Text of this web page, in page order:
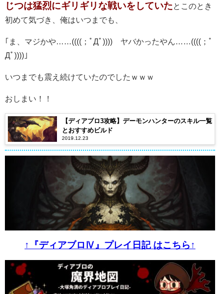
じつは猛烈にギリギリな戦いをしていた とこのとき
初めて気づき、俺はいつまでも、
｢ま、マジかや……((((；ﾟДﾟ)))) ヤバかったやん……((((；ﾟ
Дﾟ))))｣
いつまでも震え続けていたのでしたｗｗｗ
おしまい！！
【ディアブロ3攻略】デーモンハンターのスキル一覧
とおすすめビルド
2019.12.23
↑『ディアブロⅣ』プレイ日記 はこちら↑